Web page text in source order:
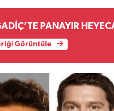
PANAYIR
Görüntüle